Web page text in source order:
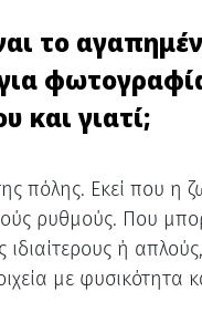
το
και γιατί;
πόλης. Εκεί που η
ρυθμούς. Που
ιδιαίτερους ή
με φυσικότητα